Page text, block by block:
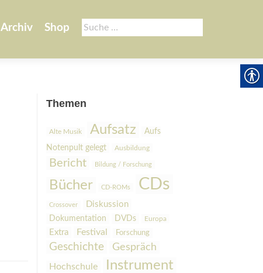
Suche
nach:
Archiv Shop
Themen
Alte Musik Aufsatz
Aufs
Notenpult gelegt
Ausbildung
Bericht Bildung / Forschung
Bücher CD-ROMs CDs
Crossover Diskussion
Dokumentation DVDs Europa
Extra Festival Forschung
Geschichte Gespräch
Hochschule Instrument